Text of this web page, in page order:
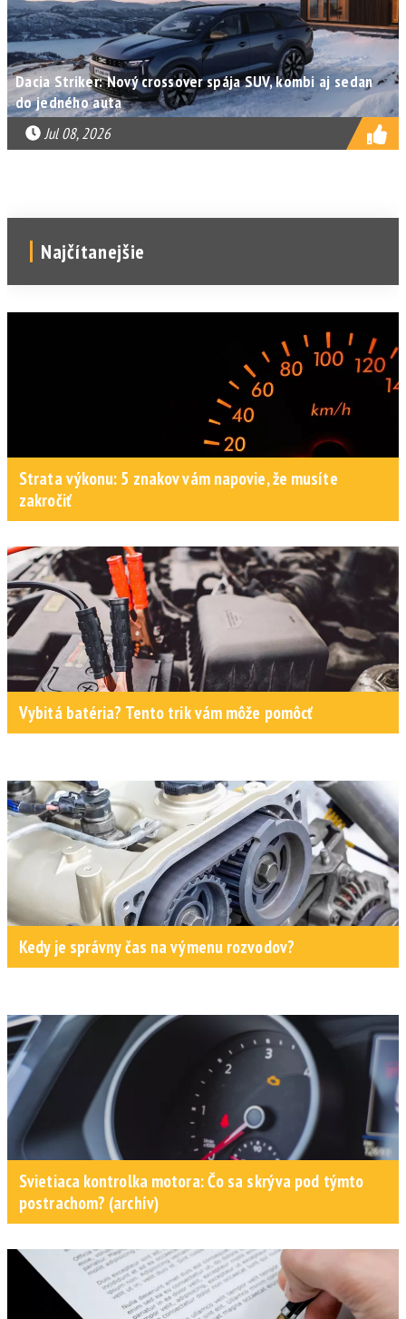
Dacia Striker: Nový crossover spája SUV, kombi aj sedan
do jedného auta
Jul 08, 2026
Najčítanejšie
Strata výkonu: 5 znakov vám napovie, že musíte
zakročiť
Vybitá batéria? Tento trik vám môže pomôcť
Kedy je správny čas na výmenu rozvodov?
Svietiaca kontrolka motora: Čo sa skrýva pod týmto
postrachom? (archív)